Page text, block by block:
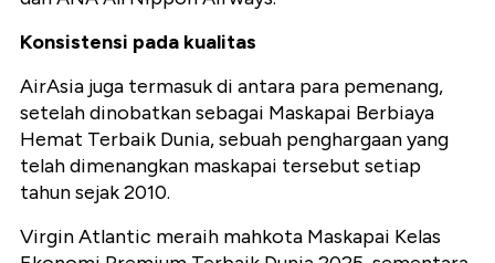
Konsistensi pada kualitas
AirAsia juga termasuk di antara para pemenang,
setelah dinobatkan sebagai Maskapai Berbiaya
Hemat Terbaik Dunia, sebuah penghargaan yang
telah dimenangkan maskapai tersebut setiap
tahun sejak 2010.
Virgin Atlantic meraih mahkota Maskapai Kelas